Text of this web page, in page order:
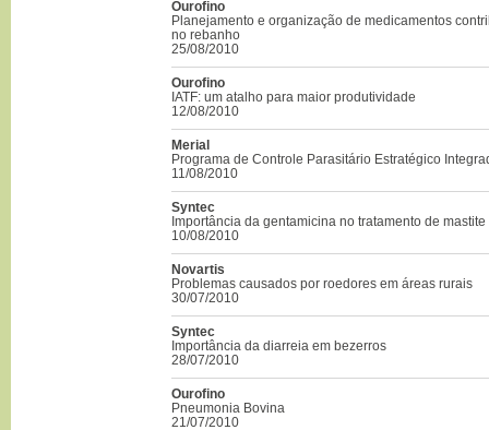
Ourofino
Planejamento e organização de medicamentos
no rebanho
25/08/2010
Ourofino
IATF: um atalho para maior produtividade
12/08/2010
Merial
Programa de Controle Parasitário Estratégico
11/08/2010
Syntec
Importância da gentamicina no tratamento de
10/08/2010
Novartis
Problemas causados por roedores em áreas rurais
30/07/2010
Syntec
Importância da diarreia em bezerros
28/07/2010
Ourofino
Pneumonia Bovina
21/07/2010